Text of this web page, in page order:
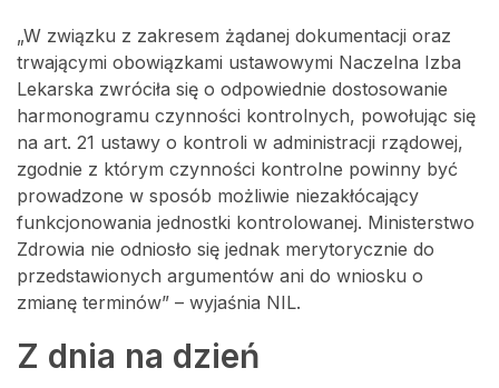
„W związku z zakresem żądanej dokumentacji oraz
trwającymi obowiązkami ustawowymi Naczelna Izba
Lekarska zwróciła się o odpowiednie dostosowanie
harmonogramu czynności kontrolnych, powołując się
na art. 21 ustawy o kontroli w administracji rządowej,
zgodnie z którym czynności kontrolne powinny być
prowadzone w sposób możliwie niezakłócający
funkcjonowania jednostki kontrolowanej. Ministerstwo
Zdrowia nie odniosło się jednak merytorycznie do
przedstawionych argumentów ani do wniosku o
zmianę terminów” – wyjaśnia NIL.
Z dnia na dzień